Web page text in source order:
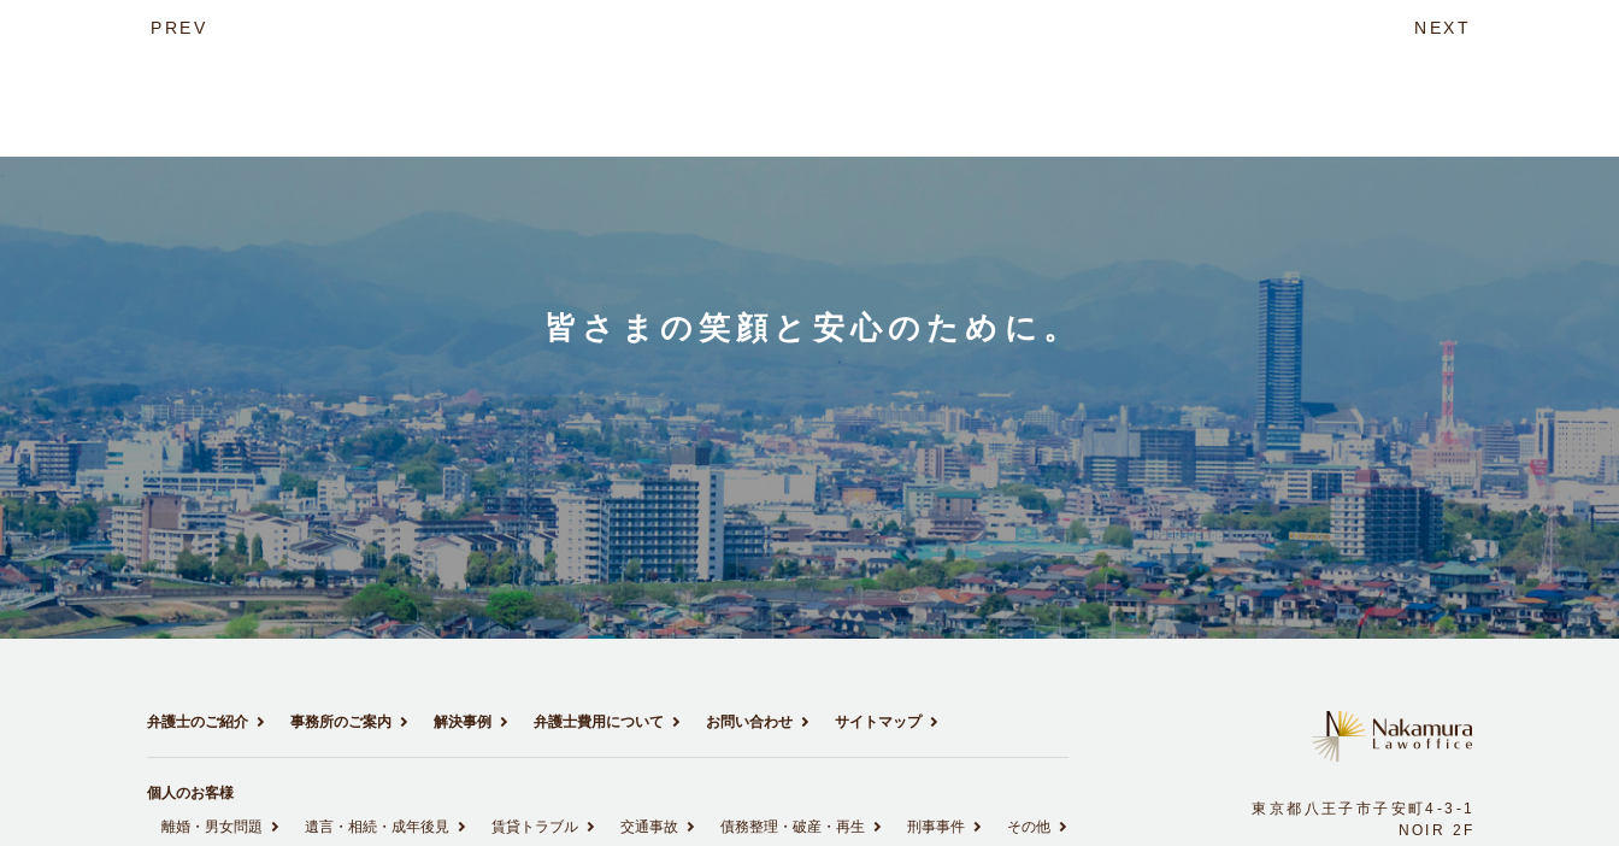
PREV NEXT
皆さまの笑顔と安心のために。
弁護士のご紹介 事務所のご案内 解決事例 弁護士費用について お問い合わせ サイトマップ
個人のお客様
離婚・男女問題
遺言・相続・成年後見 賃貸トラブル 交通事故 債務整理・破産・再生 刑事事件 その他
東京都八王子市子安町4-3-1
NOIR 2F